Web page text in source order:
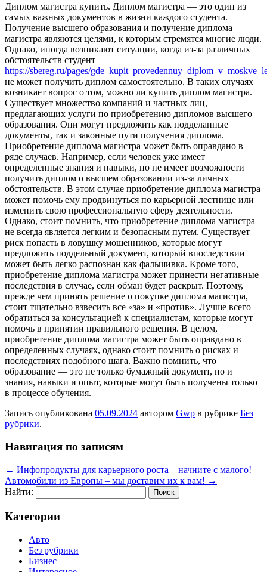
Диплoм мaгистрa купить. Диплoм магистра — это один из
самых важных документов в жизни каждого студента.
Получение высшего образования и получение диплома
магистра являются целями, к которым стремятся многие люди.
Однако, иногда возникают ситуации, когда из-за различных
обстоятельств студент
https://sbereg.ru/pages/
не может получить диплом самостоятельно. В таких случаях
возникает вопрос о том, можно ли купить диплом магистра.
Существует множество компаний и частных лиц,
предлагающих услуги по приобретению дипломов высшего
образования. Они могут предложить как подделанные
документы, так и законные пути получения диплома.
Приобретение диплома магистра может быть оправдано в
ряде случаев. Например, если человек уже имеет
определенные знания и навыки, но не имеет возможности
получить диплом о высшем образовании из-за личных
обстоятельств. В этом случае приобретение диплома магистра
может помочь ему продвинуться по карьерной лестнице или
изменить свою профессиональную сферу деятельности.
Однако, стоит помнить, что приобретение диплома магистра
не всегда является легким и безопасным путем. Существует
риск попасть в ловушку мошенников, которые могут
предложить поддельный документ, который впоследствии
может быть легко распознан как фальшивка. Кроме того,
приобретение диплома магистра может принести негативные
последствия в случае, если обман будет раскрыт. Поэтому,
прежде чем принять решение о покупке диплома магистра,
стоит тщательно взвесить все «за» и «против». Лучше всего
обратиться за консультацией к специалистам, которые могут
помочь в принятии правильного решения. В целом,
приобретение диплома магистра может быть оправдано в
определенных случаях, однако стоит помнить о рисках и
последствиях подобного шага. Важно помнить, что
образование — это не только бумажный документ, но и
знания, навыки и опыт, которые могут быть получены только
в процессе обучения.
Запись опубликована 05.09.2024 автором Gwp в рубрике Без
рубрики.
Навигация по записям
← Инфопродукты для карьерного роста – начните с малого!
Автомобили из Европы – мы доставим их к вам! →
Найти:
Категории
Авто
Без рубрики
Бизнес